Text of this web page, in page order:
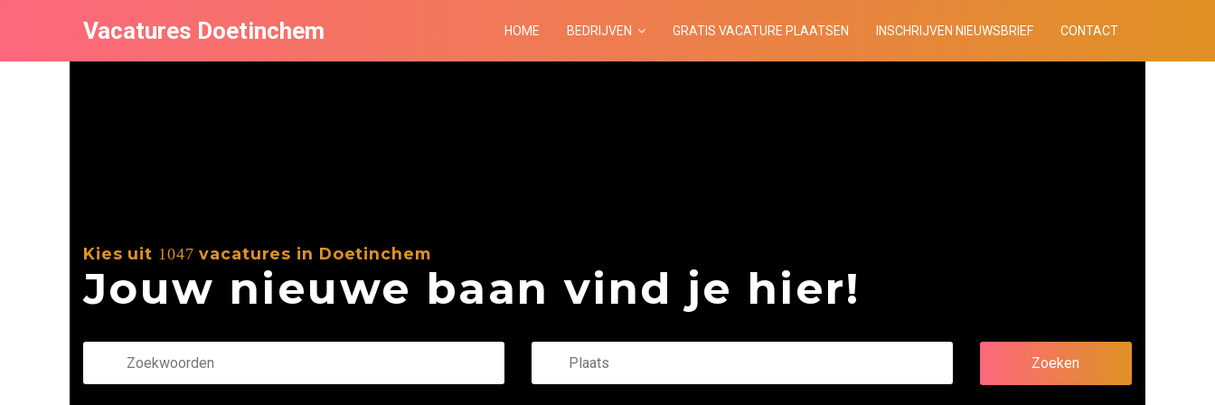
Vacatures Doetinchem HOME BEDRIJVEN GRATIS VACATURE PLAATSEN INSCHRIJVEN NIEUWSBRIEF CONTACT
Kies uit 1047 vacatures in Doetinchem
Jouw nieuwe baan vind je hier!